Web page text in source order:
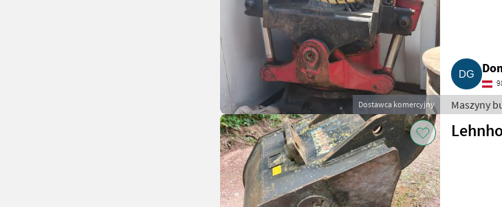
Dostawca komercyjny Maszyny